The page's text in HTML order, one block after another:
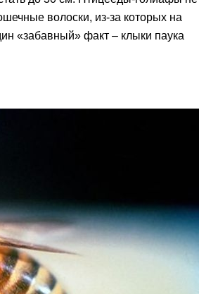
волоски, из-за которых на
«забавный» факт – клыки паука